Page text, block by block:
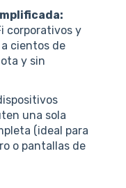
corporativos y
cientos de
y sin
una sola
(ideal para
o pantallas de